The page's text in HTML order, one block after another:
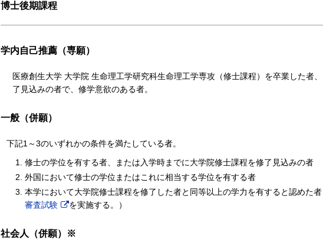
博士後期課程
学内自己推薦（専願）
医療創⽣⼤学 ⼤学院 生命理工学研究科生命理工学専攻（修⼠課程）を卒業した者
了⾒込みの者で、修学意欲のある者。
一般（併願）
下記1～3のいずれかの条件を満たしている者。
修⼠の学位を有する者、または⼊学時までに⼤学院修⼠課程を修了⾒込みの者
外国において修⼠の学位またはこれに相当する学位を有する者
本学において⼤学院修⼠課程を修了した者と同等以上の学⼒を有すると認めた
審査試験
を実施する。）
社会人（併願）※